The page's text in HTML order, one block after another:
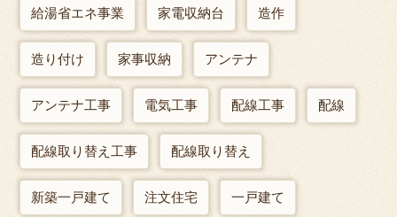
給湯省エネ事業 家電収納台 造作
造り付け 家事収納 アンテナ
アンテナ工事 電気工事 配線工事 配線
配線取り替え工事 配線取り替え
新築一戸建て 注文住宅 一戸建て